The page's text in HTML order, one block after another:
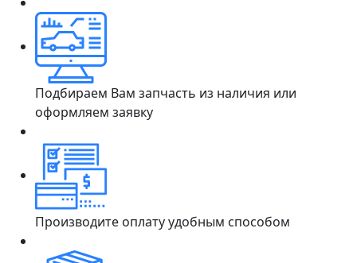
Подбираем Вам запчасть из наличия или
оформляем заявку
Производите оплату удобным способом